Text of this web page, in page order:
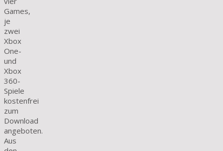
Games,
je
zwei
Xbox
One-
und
Xbox
360-
Spiele
kostenfrei
zum
Download
angeboten.
Aus